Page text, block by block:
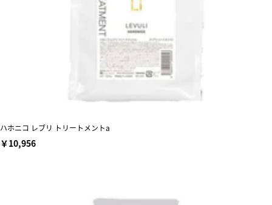
ハホニコ レブリ トリートメントa
￥10,956